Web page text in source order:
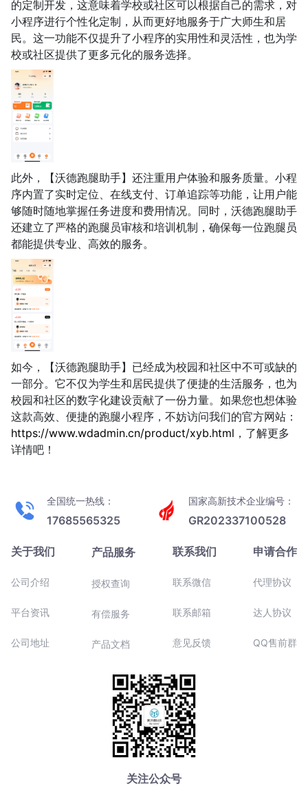
的定制开发，这意味着学校或社区可以根据自己的需求，对
小程序进行个性化定制，从而更好地服务于广大师生和居
民。这一功能不仅提升了小程序的实用性和灵活性，也为学
校或社区提供了更多元化的服务选择。
此外，【沃德跑腿助手】还注重用户体验和服务质量。小程
序内置了实时定位、在线支付、订单追踪等功能，让用户能
够随时随地掌握任务进度和费用情况。同时，沃德跑腿助手
还建立了严格的跑腿员审核和培训机制，确保每一位跑腿员
都能提供专业、高效的服务。
如今，【沃德跑腿助手】已经成为校园和社区中不可或缺的
一部分。它不仅为学生和居民提供了便捷的生活服务，也为
校园和社区的数字化建设贡献了一份力量。如果您也想体验
这款高效、便捷的跑腿小程序，不妨访问我们的官方网站：
https://www.wdadmin.cn/product/xyb.html ，了解更多
详情吧！
全国统一热线：
17685565325
国家高新技术企业编号：
GR202337100528
关于我们
公司介绍
平台资讯
公司地址
产品服务
授权查询
有偿服务
产品文档
联系我们
联系微信
联系邮箱
意见反馈
申请合作
代理协议
达人协议
QQ售前群
关注公众号